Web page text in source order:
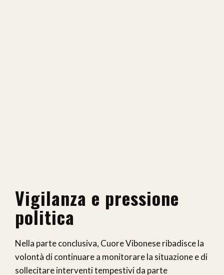
Vigilanza e pressione
politica
Nella parte conclusiva, Cuore Vibonese ribadisce la
volontà di continuare a monitorare la situazione e di
sollecitare interventi tempestivi da parte